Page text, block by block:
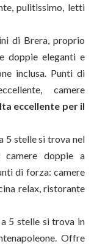
pulitissimo, letti
di Brera, proprio
doppie eleganti e
inclusa. Punti di
camere
eccellente per il
5 stelle si trova nel
camere doppie a
di forza: camere
relax, ristorante
5 stelle si trova in
Offre